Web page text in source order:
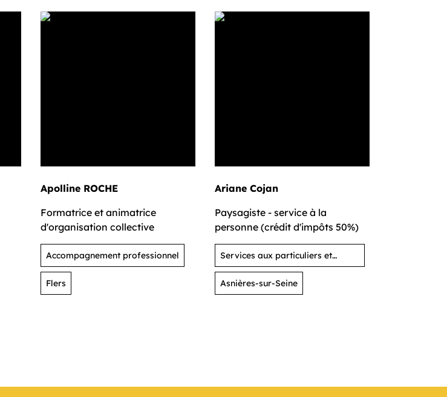
Apolline ROCHE
Formatrice et animatrice
d'organisation collective
Accompagnement professionnel
Flers
Ariane Cojan
Paysagiste - service à la
personne (crédit d'impôts 50%)
Services aux particuliers et
activités de loisirs
Asnières-sur-Seine